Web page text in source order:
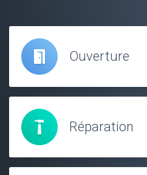
Ouverture
Réparation